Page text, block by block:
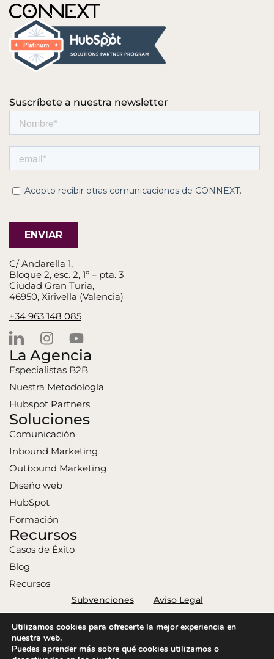
Suscríbete a nuestra newsletter
C/ Andarella 1,
Bloque 2, esc. 2, 1º – pta. 3
Ciudad Gran Turia,
46950, Xirivella (Valencia)
+34 963 148 085
La Agencia
Especialistas B2B
Nuestra Metodología
Hubspot Partners
Soluciones
Comunicación
Inbound Marketing
Outbound Marketing
Diseño web
HubSpot
Formación
Recursos
Casos de Éxito
Blog
Recursos
Connext 2026. Todos los derechos reservados.
Subvenciones
Aviso Legal
Utilizamos cookies para ofrecerte la mejor experiencia en
nuestra web.
Puedes aprender más sobre qué cookies utilizamos o